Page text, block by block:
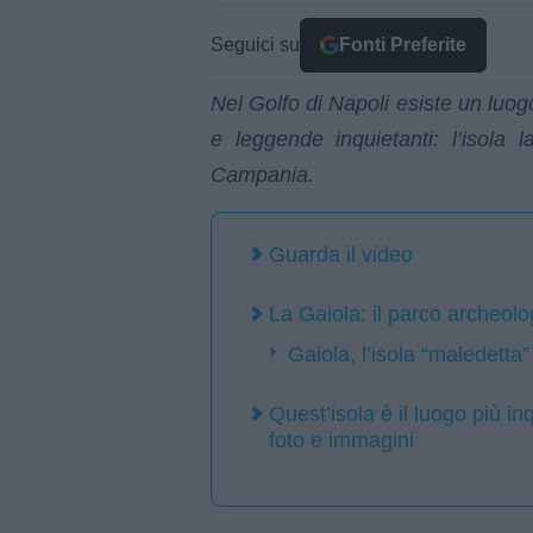
Seguici su Fonti Preferite
Nel Golfo di Napoli esiste un
e leggende inquietanti: l’isola
Campania.
Guarda il video
La Gaiola: il parco
Gaiola, l’isola
Quest’isola è il luogo più
foto e immagini